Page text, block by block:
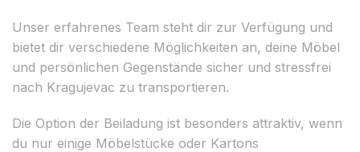
Unser erfahrenes Team steht dir zur Verfügung und
bietet dir verschiedene Möglichkeiten an, deine Möbel
und persönlichen Gegenstände sicher und stressfrei
nach Kragujevac zu transportieren.
Die Option der Beiladung ist besonders attraktiv, wenn
du nur einige Möbelstücke oder Kartons